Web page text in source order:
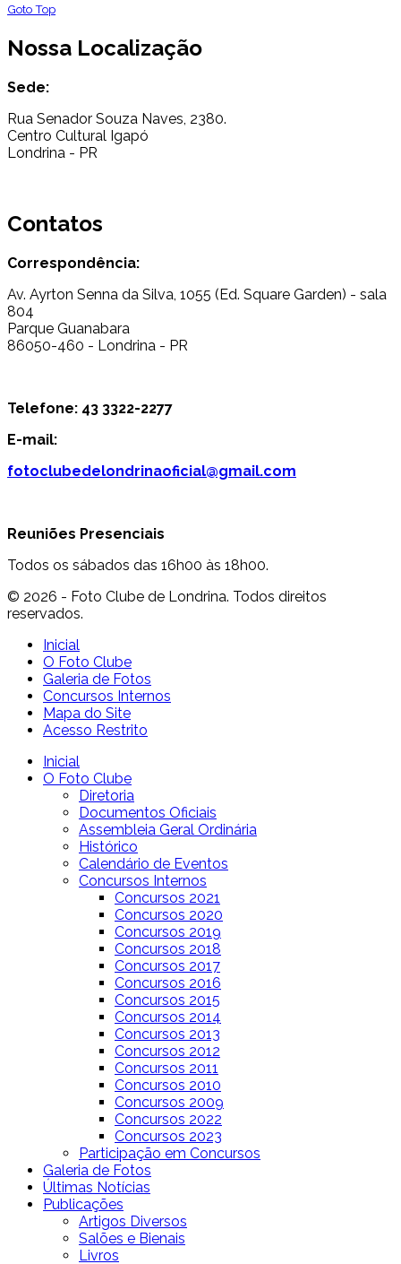
Goto Top
Nossa Localização
Sede:
Rua Senador Souza Naves, 2380.
Centro Cultural Igapó
Londrina - PR
Contatos
Correspondência:
Av. Ayrton Senna da Silva, 1055 (Ed. Square Garden) - sala
804
Parque Guanabara
86050-460 - Londrina - PR
Telefone: 43 3322-2277
E-mail:
fotoclubedelondrinaoficial@gmail.com
Reuniões Presenciais
Todos os sábados das 16h00 às 18h00.
© 2026 - Foto Clube de Londrina. Todos direitos
reservados.
Inicial
O Foto Clube
Galeria de Fotos
Concursos Internos
Mapa do Site
Acesso Restrito
Inicial
O Foto Clube
Diretoria
Documentos Oficiais
Assembleia Geral Ordinária
Histórico
Calendário de Eventos
Concursos Internos
Concursos 2021
Concursos 2020
Concursos 2019
Concursos 2018
Concursos 2017
Concursos 2016
Concursos 2015
Concursos 2014
Concursos 2013
Concursos 2012
Concursos 2011
Concursos 2010
Concursos 2009
Concursos 2022
Concursos 2023
Participação em Concursos
Galeria de Fotos
Últimas Notícias
Publicações
Artigos Diversos
Salões e Bienais
Livros